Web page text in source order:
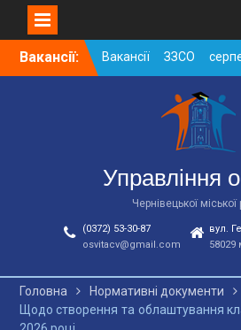
SkipВакансії:
Вакансії ЗЗСО
2026
Вакансії ЗЗСО
Вакансії у ЗДО
дошкільних
ЗЗСО станом
01.08.2026 р.
Управління
Чернівецької міської
(0372) 53-30-87
osvitacv@gmail.com
вул.
58029
Головна
Нормативні документи
Щодо створення та облаштування